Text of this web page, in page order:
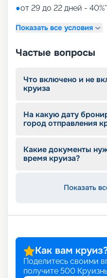
●от 29 до 22 дней - 40%*
Показать все условия
Частые вопросы
Что включено и не
круиза
На какую дату
город отправления
Какие документы
время круиза?
Показать
Как вам
Поделитесь своими
получите 500